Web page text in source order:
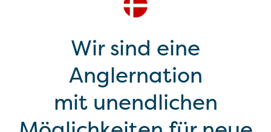
Wir sind eine
Anglernation
mit unendlichen